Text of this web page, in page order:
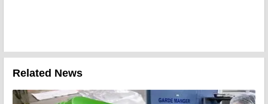
Related News